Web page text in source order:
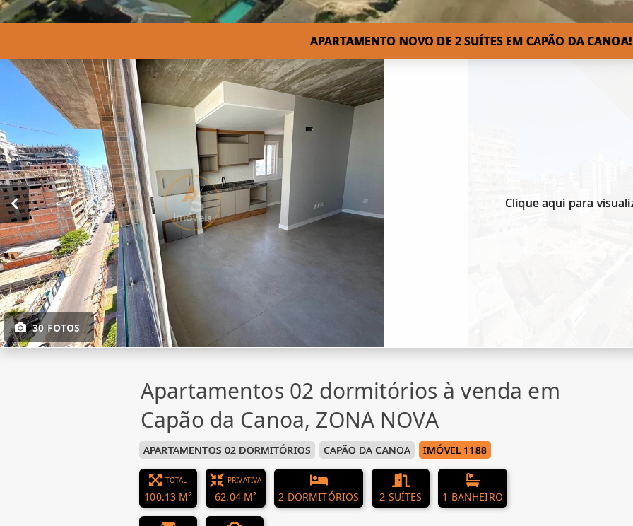
APARTAMENTO NOVO DE 2 SUÍTES EM CAPÃO DA
30 FOTOS
Clique aqui para
Apartamentos 02 dormitórios à venda em
Capão da Canoa, ZONA NOVA
APARTAMENTOS 02 DORMITÓRIOS CAPÃO DA CANOA IMÓVEL 1188
TOTAL
100.13 M²
PRIVATIVA
62.04 M² 2 DORMITÓRIOS 2 SUÍTES 1 BANHEIRO